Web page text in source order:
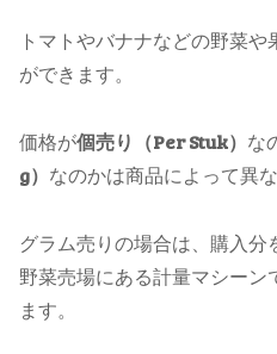
トマトやバナナなどの野菜
ができます。
価格が個売り（Per Stuk） な
g） なのかは商品によって異な
グラム売りの場合は、購入
野菜売場にある計量マシーン
ます。